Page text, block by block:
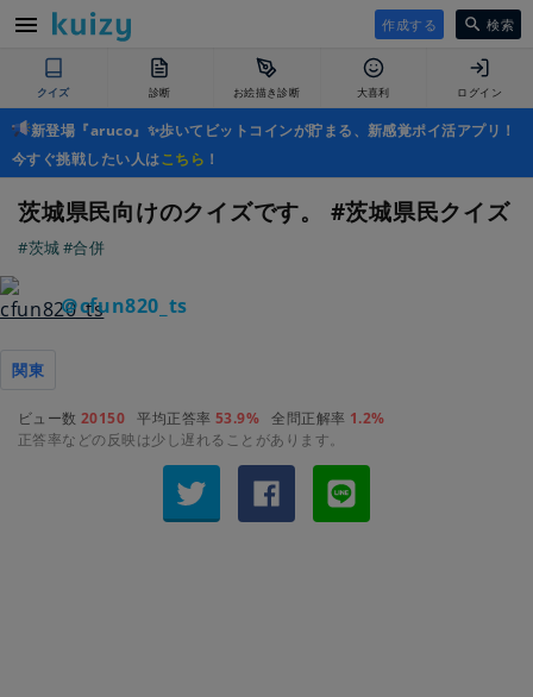
作成する 検索
クイズ 診断 お絵描き診断 大喜利 ログイン
新登場『aruco』✨歩いてビットコインが貯まる、新感覚ポイ活アプリ！
今すぐ挑戦したい人はこちら ！
茨城県民向けのクイズです。 #茨城県民クイズ
#茨城#合併
＠cfun820_ts
関東
ビュー数 20150 平均正答率 53.9% 全問正解率 1.2%
正答率などの反映は少し遅れることがあります。